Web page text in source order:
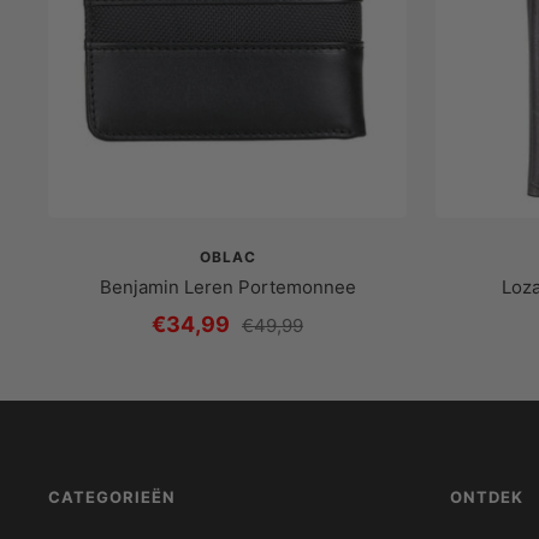
OBLAC
Benjamin Leren Portemonnee
Prijs
korting
€34,99 Reguliere
€49,99
CATEGORIEËN ONTDEK